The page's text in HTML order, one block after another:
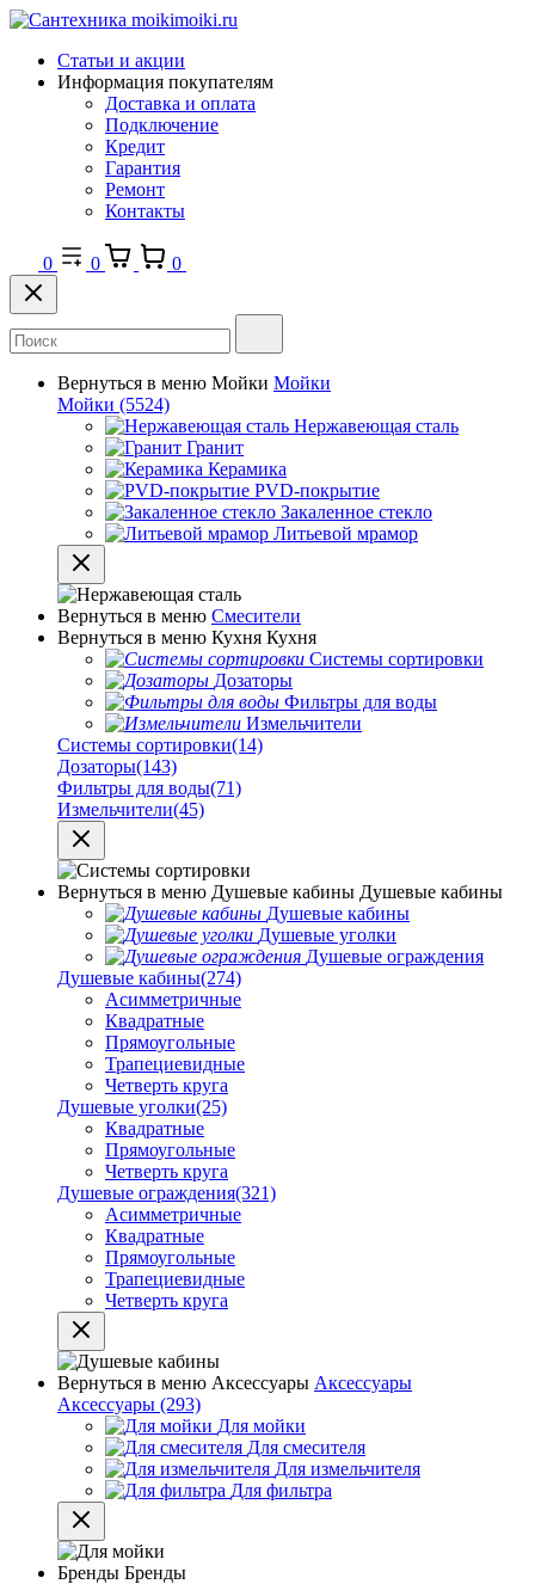
Статьи и акции
Информация покупателям
Доставка и оплата
Подключение
Кредит
Гарантия
Ремонт
Контакты
0 0 0
Вернуться в меню Мойки Мойки
Мойки (5524)
Нержавеющая сталь
Гранит
Керамика
PVD-покрытие
Закаленное стекло
Литьевой мрамор
Вернуться в меню Смесители
Вернуться в меню Кухня Кухня
Системы сортировки
Дозаторы
Фильтры для воды
Измельчители
Системы сортировки(14)
Дозаторы(143)
Фильтры для воды(71)
Измельчители(45)
Вернуться в меню Душевые кабины Душевые кабины
Душевые кабины
Душевые уголки
Душевые ограждения
Душевые кабины(274)
Асимметричные
Квадратные
Прямоугольные
Трапециевидные
Четверть круга
Душевые уголки(25)
Квадратные
Прямоугольные
Четверть круга
Душевые ограждения(321)
Асимметричные
Квадратные
Прямоугольные
Трапециевидные
Четверть круга
Вернуться в меню Аксессуары Аксессуары
Аксессуары (293)
Для мойки
Для смесителя
Для измельчителя
Для фильтра
Бренды Бренды